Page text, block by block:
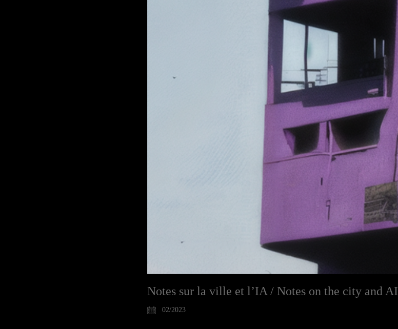
Notes sur la ville et l’IA / Notes on the city and AI
02/2023